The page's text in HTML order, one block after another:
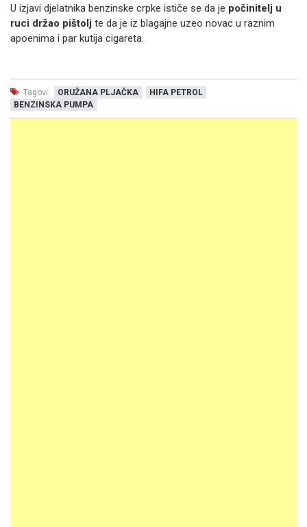
U izjavi djelatnika benzinske crpke ističe se da je počinitelj u
ruci držao pištolj te da je iz blagajne uzeo novac u raznim
apoenima i par kutija cigareta.
Tagovi: ORUŽANA PLJAČKA
HIFA PETROL
BENZINSKA PUMPA